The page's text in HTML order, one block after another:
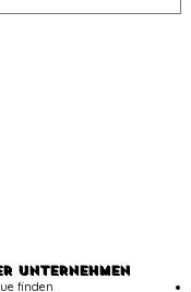
UNTERNEHMEN
finden